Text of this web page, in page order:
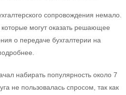
сопровождения немало.
могут оказать решающее
о передаче бухгалтерии на
набирать популярность около 7
не пользовалась спросом, так как